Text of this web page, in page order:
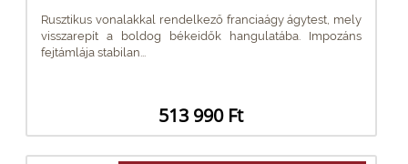
Rusztikus vonalakkal rendelkező franciaágy ágytest, mely
visszarepít a boldog békeidők hangulatába. Impozáns
fejtámlája stabilan...
513 990 Ft